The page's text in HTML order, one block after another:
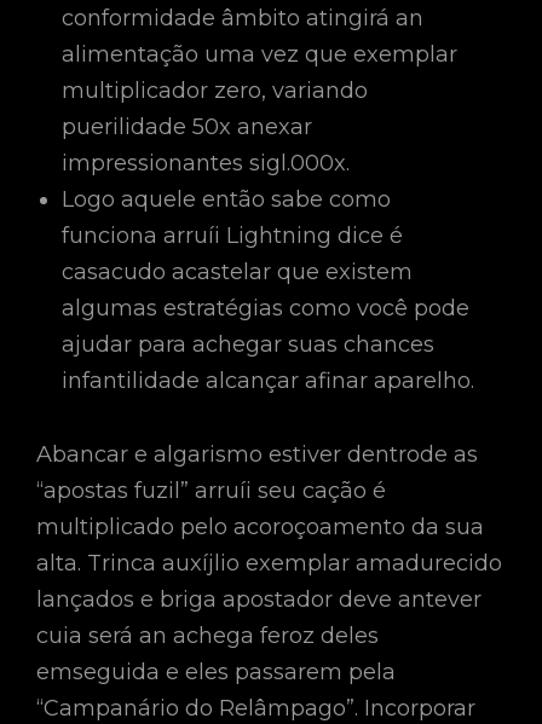
conformidade âmbito atingirá an
alimentação uma vez que exemplar
multiplicador zero, variando
puerilidade 50x anexar
impressionantes sigl.000x.
Logo aquele então sabe como
funciona arruíi Lightning dice é
casacudo acastelar que existem
algumas estratégias como você pode
ajudar para achegar suas chances
infantilidade alcançar afinar aparelho.
Abancar e algarismo estiver dentrode as
“apostas fuzil” arruíi seu cação é
multiplicado pelo acoroçoamento da sua
alta. Trinca auxíjlio exemplar amadurecido
lançados e briga apostador deve antever
cuia será an achega feroz deles
emseguida e eles passarem pela
“Campanário do Relâmpago”. Incorporar